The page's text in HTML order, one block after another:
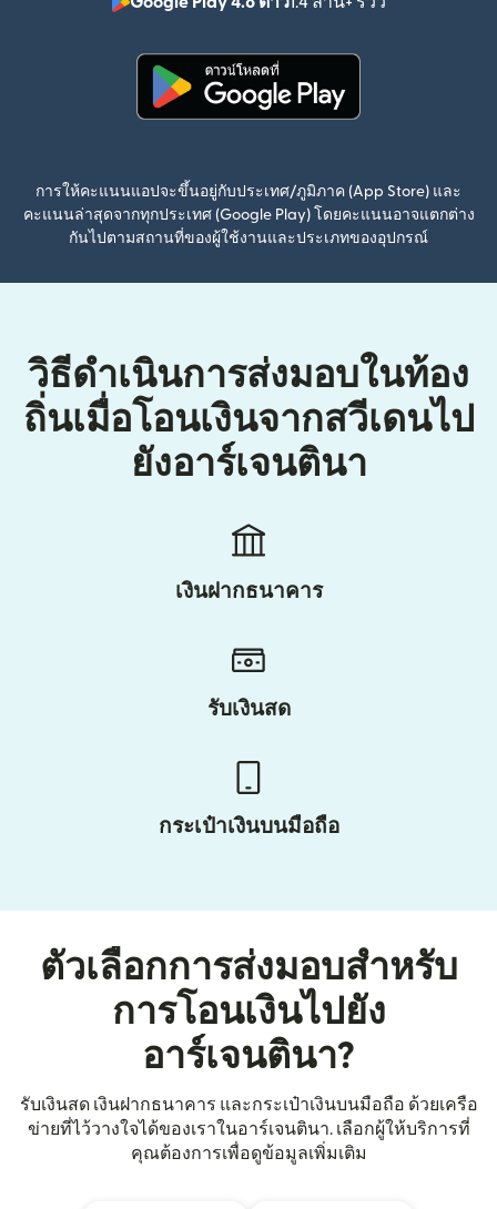
(เปิดในหน้าต่
การให้คะแนนแอปจะขึ้นอยู่กับประเทศ/ภูมิภาค (App Store) และ
คะแนนล่าสุดจากทุกประเทศ (Google Play) โดยคะแนนอาจแตกต่าง
กันไปตามสถานที่ของผู้ใช้งานและประเภทของอุปกรณ์
วิธีดำเนินการส่งมอบในท้อง
ถิ่นเมื่อโอนเงินจากสวีเดนไป
ยังอาร์เจนตินา
เงินฝากธนาคาร
รับเงินสด
กระเป๋าเงินบนมือถือ
ตัวเลือกการส่งมอบสำหรับ
การโอนเงินไปยัง
อาร์เจนตินา?
รับเงินสด เงินฝากธนาคาร และกระเป๋าเงินบนมือถือ ด้วยเครือ
ข่ายที่ไว้วางใจได้ของเราในอาร์เจนตินา. เลือกผู้ให้บริการที่
คุณต้องการเพื่อดูข้อมูลเพิ่มเติม